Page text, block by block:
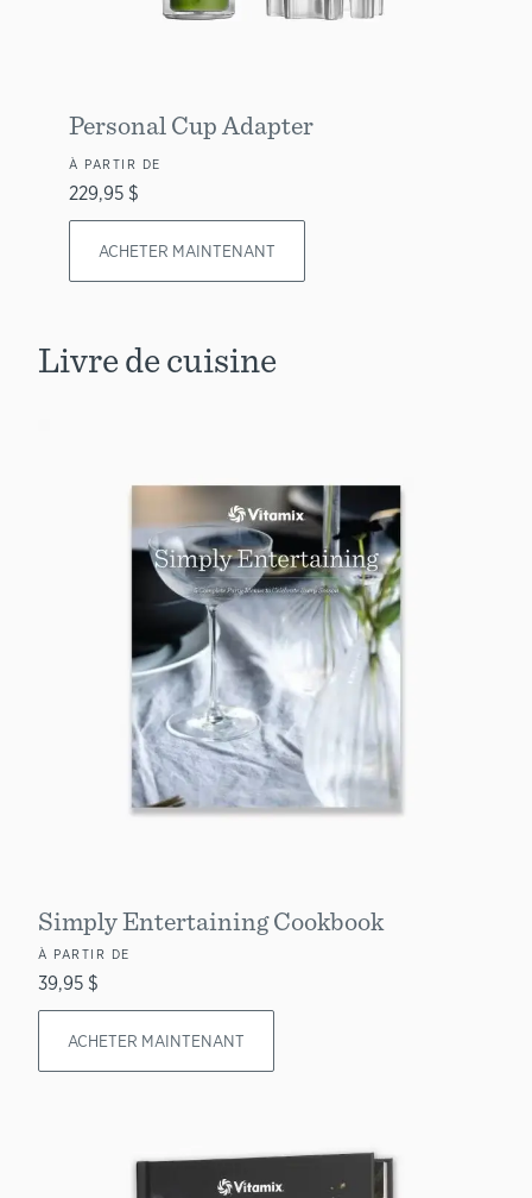
Personal Cup Adapter
À PARTIR DE
229,95 $
ACHETER MAINTENANT
Livre de cuisine
Simply Entertaining Cookbook
À PARTIR DE
39,95 $
ACHETER MAINTENANT